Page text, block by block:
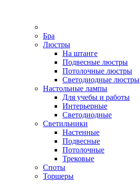
Бра
Люстры
На штанге
Подвесные люстры
Потолочные люстры
Светодиодные люстры
Настольные лампы
Для учебы и работы
Интерьерные
Светодиодные
Светильники
Настенные
Подвесные
Потолочные
Трековые
Споты
Торшеры